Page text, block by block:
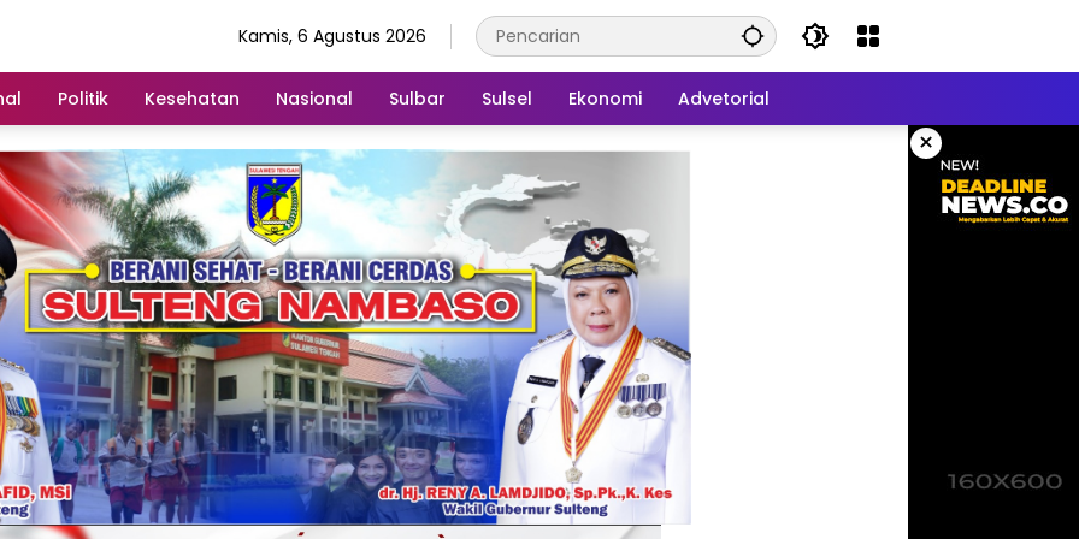
Kamis, 6 Agustus 2026
Politik Kesehatan Nasional Sulbar Sulsel Ekonomi Advetorial
×